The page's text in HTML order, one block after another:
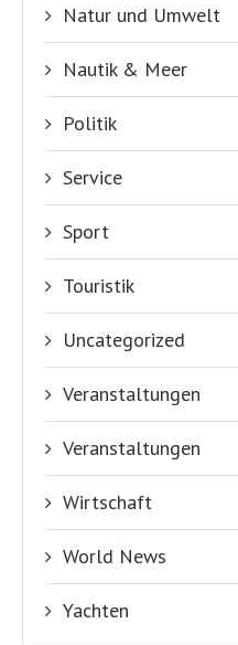
Natur und Umwelt
Nautik & Meer
Politik
Service
Sport
Touristik
Uncategorized
Veranstaltungen
Veranstaltungen
Wirtschaft
World News
Yachten